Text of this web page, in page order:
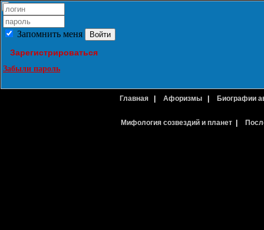
Запомнить меня
Зарегистрироваться
Забыли пароль
Главная Афоризмы Биографии
Мифология созвездий и планет|